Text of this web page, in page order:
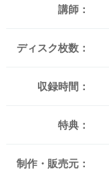
講師：
ディスク枚数：
収録時間：
特典：
制作・販売元：